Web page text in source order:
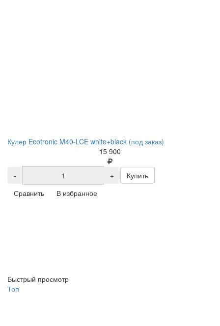
Кулер Ecotronic M40-LCE white+black (под заказ)
15 900
- +
Купить
Сравнить
В избранное
Быстрый просмотр
Топ